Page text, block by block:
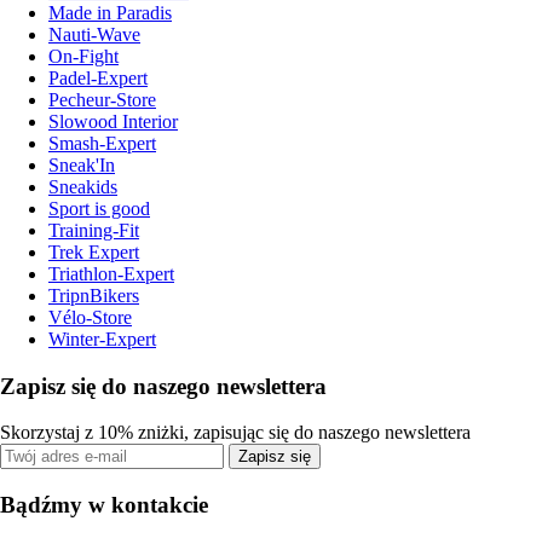
Made in Paradis
Nauti-Wave
On-Fight
Padel-Expert
Pecheur-Store
Slowood Interior
Smash-Expert
Sneak'In
Sneakids
Sport is good
Training-Fit
Trek Expert
Triathlon-Expert
TripnBikers
Vélo-Store
Winter-Expert
Zapisz się do naszego newslettera
Skorzystaj z 10% zniżki, zapisując się do naszego newslettera
Zapisz się
Bądźmy w kontakcie